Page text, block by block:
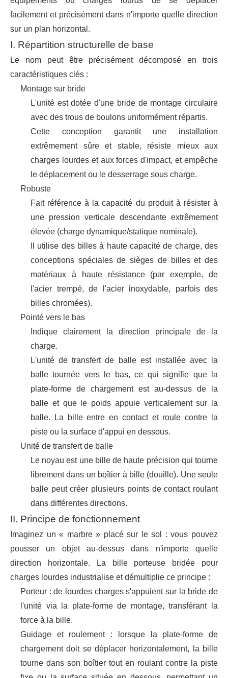
facilement et précisément dans n'importe quelle direction
sur un plan horizontal.
I. Répartition structurelle de base
Le nom peut être précisément décomposé en trois
caractéristiques clés :
Montage sur bride
L'unité est dotée d'une bride de montage circulaire
avec des trous de boulons uniformément répartis.
Cette conception garantit une installation
extrêmement sûre et stable, résiste mieux aux
charges lourdes et aux forces d'impact, et empêche
le déplacement ou le desserrage sous charge.
Robuste
Fait référence à la capacité du produit à résister à
une pression verticale descendante extrêmement
élevée (charge dynamique/statique nominale).
Il utilise des billes à haute capacité de charge, des
conceptions spéciales de sièges de billes et des
matériaux à haute résistance (par exemple, de
l'acier trempé, de l'acier inoxydable, parfois des
billes chromées).
Pointé vers le bas
Indique clairement la direction principale de la
charge.
L'unité de transfert de balle est installée avec la
balle tournée vers le bas, ce qui signifie que la
plate-forme de chargement est au-dessus de la
balle et que le poids appuie verticalement sur la
balle. La bille entre en contact et roule contre la
piste ou la surface d'appui en dessous.
Unité de transfert de balle
Le noyau est une bille de haute précision qui tourne
librement dans un boîtier à bille (douille). Une seule
balle peut créer plusieurs points de contact roulant
dans différentes directions.
II. Principe de fonctionnement
Imaginez un « marbre » placé sur le sol : vous pouvez
pousser un objet au-dessus dans n'importe quelle
direction horizontale. La bille porteuse bridée pour
charges lourdes industrialise et démultiplie ce principe :
Porteur : de lourdes charges s'appuient sur la bride de
l'unité via la plate-forme de montage, transférant la
force à la bille.
Guidage et roulement : lorsque la plate-forme de
chargement doit se déplacer horizontalement, la bille
tourne dans son boîtier tout en roulant contre la piste